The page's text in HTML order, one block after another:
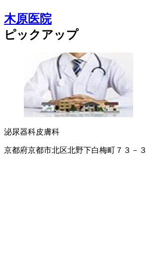
木原医院
ピックアップ
泌尿器科皮膚科
京都府京都市北区北野下白梅町７３－３